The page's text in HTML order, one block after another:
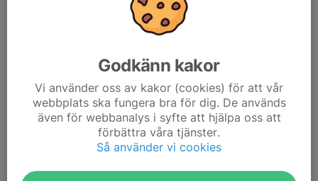
Mer info finns på pdf:en nedan.
Välkomstbrev Linghem.pdf
Godkänn kakor
Vi använder oss av kakor (cookies) för att vår
webbplats ska fungera bra för dig. De används
även för webbanalys i syfte att hjälpa oss att
förbättra våra tjänster.
Så använder vi cookies